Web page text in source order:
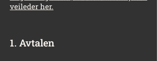
veileder her.
1. Avtalen